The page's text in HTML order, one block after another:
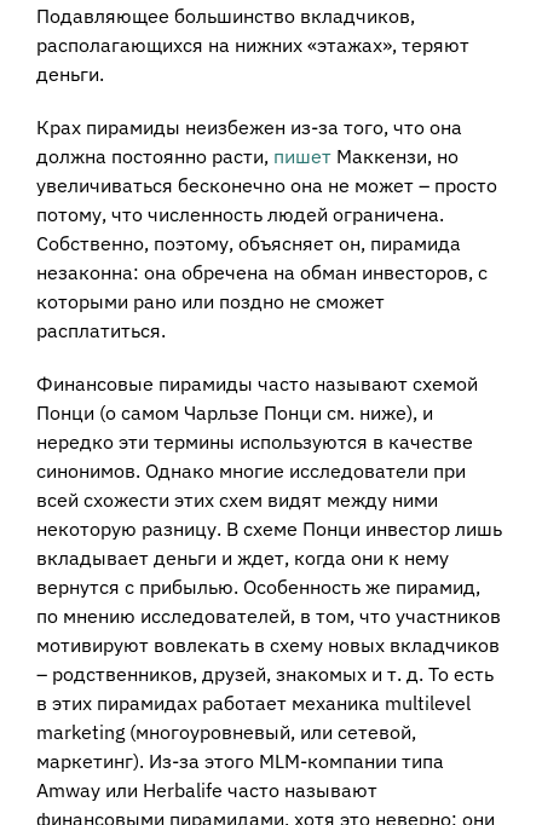
Подавляющее большинство вкладчиков,
располагающихся на нижних «этажах», теряют
деньги.
Крах пирамиды неизбежен из-за того, что она
должна постоянно расти, пишетМаккензи, но
увеличиваться бесконечно она не может – просто
потому, что численность людей ограничена.
Собственно, поэтому, объясняет он, пирамида
незаконна: она обречена на обман инвесторов, с
которыми рано или поздно не сможет
расплатиться.
Финансовые пирамиды часто называют схемой
Понци (о самом Чарльзе Понци см. ниже), и
нередко эти термины используются в качестве
синонимов. Однако многие исследователи при
всей схожести этих схем видят между ними
некоторую разницу. В схеме Понци инвестор лишь
вкладывает деньги и ждет, когда они к нему
вернутся с прибылью. Особенность же пирамид,
по мнению исследователей, в том, что участников
мотивируют вовлекать в схему новых вкладчиков
– родственников, друзей, знакомых и т. д. То есть
в этих пирамидах работает механика multilevel
marketing (многоуровневый, или сетевой,
маркетинг). Из-за этого MLM-компании типа
Amway или Herbalife часто называют
финансовыми пирамидами, хотя это неверно: они